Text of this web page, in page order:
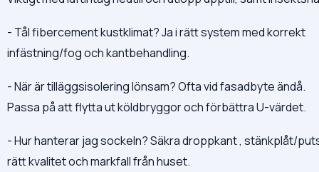
- Tål fibercement kustklimat? Ja i rätt system med korrekt
infästning/fog och kantbehandling.
- När är tilläggsisolering lönsam? Ofta vid fasadbyte ändå.
Passa på att flytta ut köldbryggor och förbättra U-värdet.
- Hur hanterar jag sockeln? Säkra droppkant , stänkplåt/
rätt kvalitet och markfall från huset.